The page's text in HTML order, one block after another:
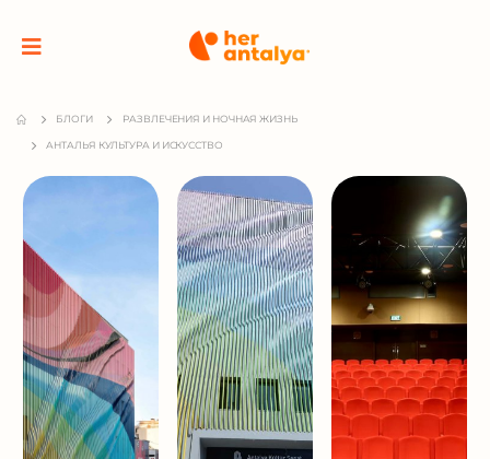
БЛОГИ РАЗВЛЕЧЕНИЯ И НОЧНАЯ ЖИЗНЬ
АНТАЛЬЯ КУЛЬТУРА И ИСКУССТВО